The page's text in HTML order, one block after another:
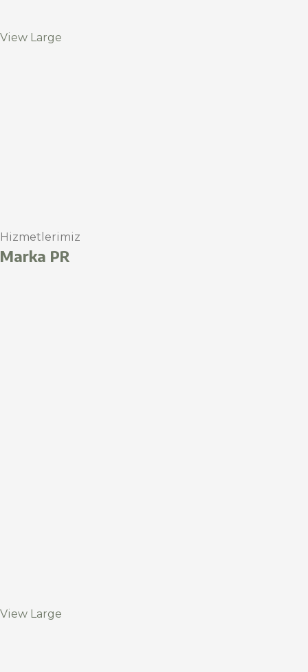
View Large
Hizmetlerimiz
Marka PR
View Large